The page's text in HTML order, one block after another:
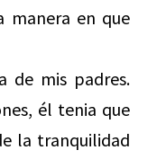
manera en que
de mis padres.
él tenia que
la tranquilidad